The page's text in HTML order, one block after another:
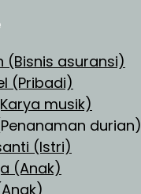
(Bisnis asuransi)
(Pribadi)
musik)
durian)
(Istri)
(Anak)